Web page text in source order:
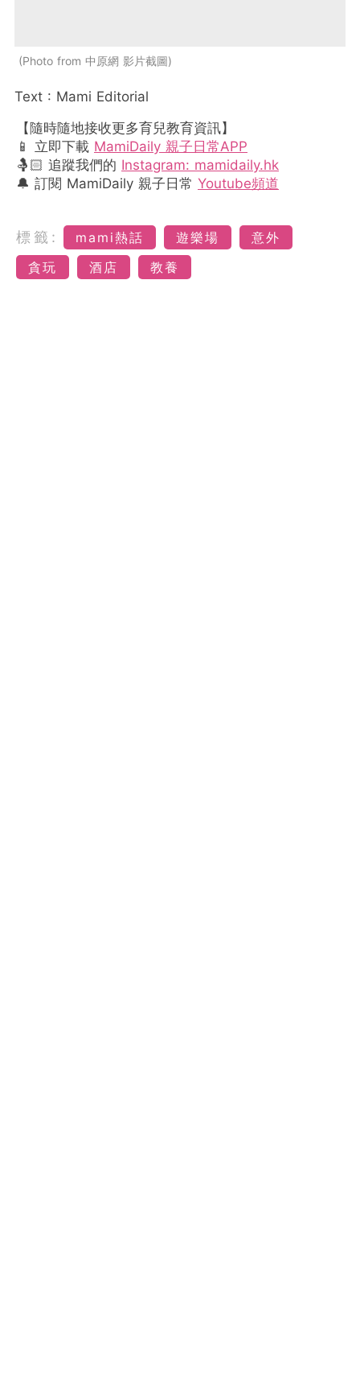
Photo from 中原網 影片截圖
Text : Mami Editorial
【隨時隨地接收更多育兒教育資訊】
📱 立即下載 MamiDaily 親子日常APP
🤱🏻 追蹤我們的 Instagram: mamidaily.hk
🔔 訂閱 MamiDaily 親子日常 Youtube頻道
標籤: mami熱話 遊樂場
意外
貪玩
酒店 教養